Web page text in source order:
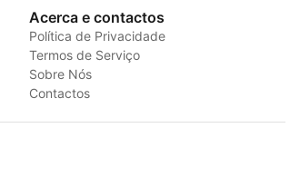
Acerca e contactos
Política de Privacidade
Termos de Serviço
Sobre Nós
Contactos